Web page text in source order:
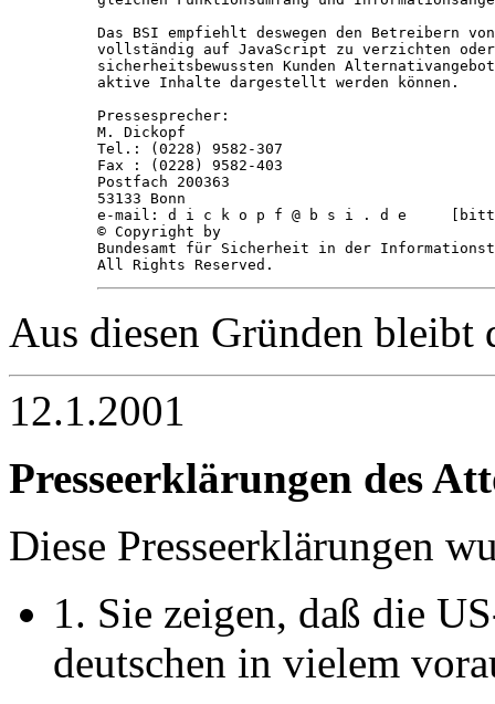
Das BSI empfiehlt deswegen den Betreibern
vollständig auf JavaScript zu verzichten
sicherheitsbewussten Kunden
aktive Inhalte dargestellt werden können.
Pressesprecher:
M. Dickopf
Tel.: (0228) 9582-307
Fax : (0228) 9582-403
Postfach 200363
53133 Bonn
e-mail: d i c k o p f @ b s i . d e     [bitte
© Copyright by
Bundesamt für Sicherheit in der
Aus diesen Gründen bleibt
12.1.2001
Presseerklärungen des
Diese Presseerklärungen
1. Sie zeigen, daß die
deutschen in vielem